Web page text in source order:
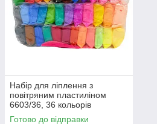
Набір для ліплення з
повітряним пластиліном
6603/36, 36 кольорів
Love&Life -online-multimarket-
Готово до відправки